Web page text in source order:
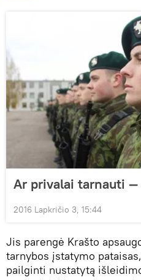
Ar privalai tarnauti
2016 Lapkričio 3, 15:44
Jis parengė Krašto
tarnybos įstatymo
pailginti nustatytą